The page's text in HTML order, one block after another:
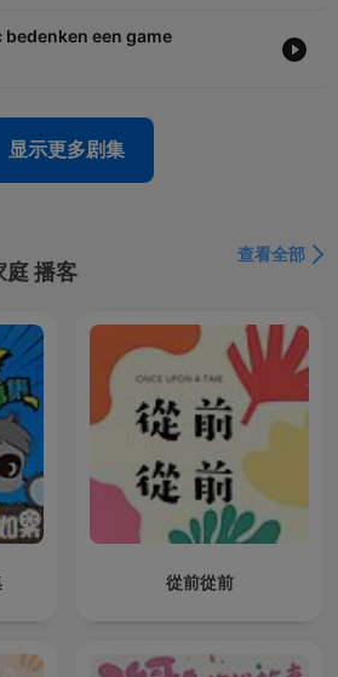
bedenken een game
显示更多剧集
庭 播客
查看全部
從前從前